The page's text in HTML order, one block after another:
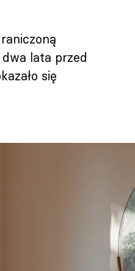
lata przed
się